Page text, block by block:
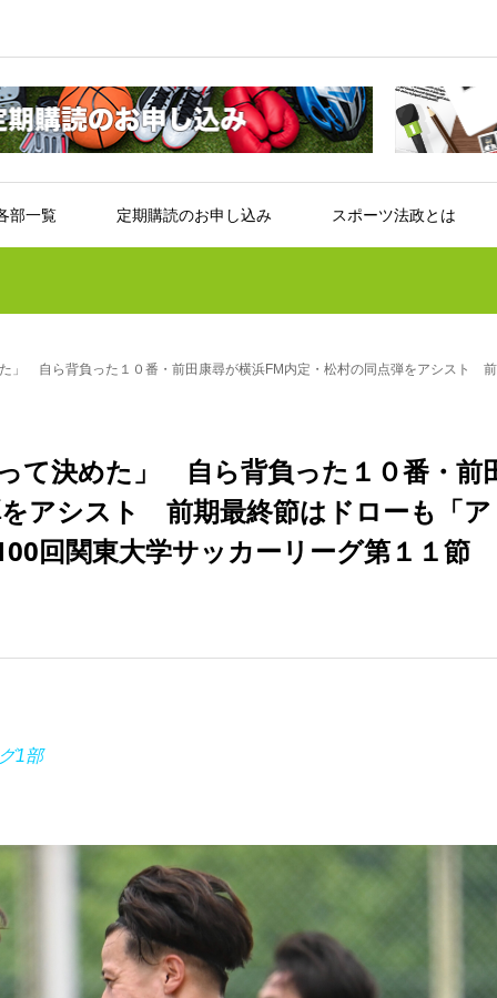
部一覧 定期購読のお申し込み スポーツ法政とは
」 自ら背負った１０番・前田康尋が横浜FM内定・松村の同点弾をアシスト
て決めた」 自ら背負った１０番・前
アシスト 前期最終節はドローも「
回関東大学サッカーリーグ第１１節
1部